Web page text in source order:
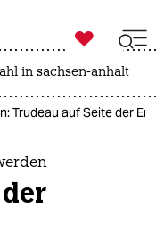

taz zahl ich
in sachsen-anhalt
Trudeau auf Seite der